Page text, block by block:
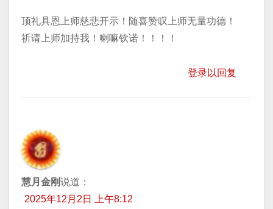
顶礼具恩上师慈悲开示！随喜赞叹上师无量功德！
祈请上师加持我！喇嘛钦诺！！！！
登录以回复
慧月金刚说道：
2025年12月2日 上午8:12